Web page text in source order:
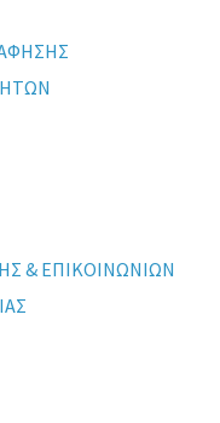
& ΕΠΙΚΟΙΝΩΝΙΩΝ